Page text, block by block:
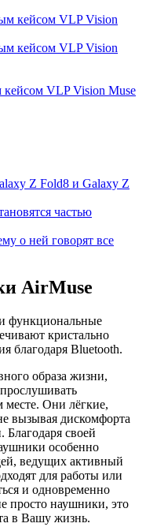
VLP Vision Muse
Z Fold8 и Galaxy Z
частью
о ней говорят все
AirMuse
функциональные
кристально
благодаря Bluetooth.
образа жизни,
Они лёгкие,
вызывая дискомфорта
Благодаря своей
особенно
ведущих активный
для работы или
и одновременно
просто наушники, это
в Вашу жизнь.